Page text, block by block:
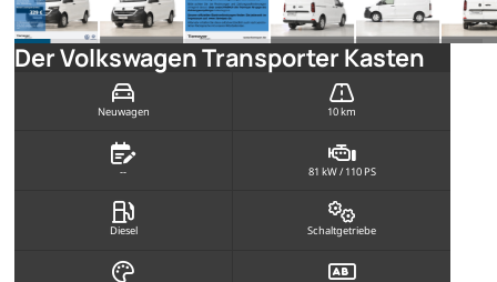
Der Volkswagen Transporter Kasten
Neuwagen 10 km
-- 81 kW / 110 PS
Diesel Schaltgetriebe